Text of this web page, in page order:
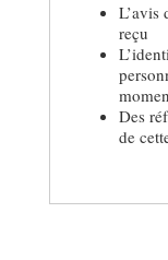
L’avis
reçu
Des
de